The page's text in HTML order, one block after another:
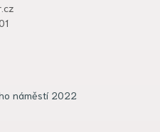
náměstí 2022